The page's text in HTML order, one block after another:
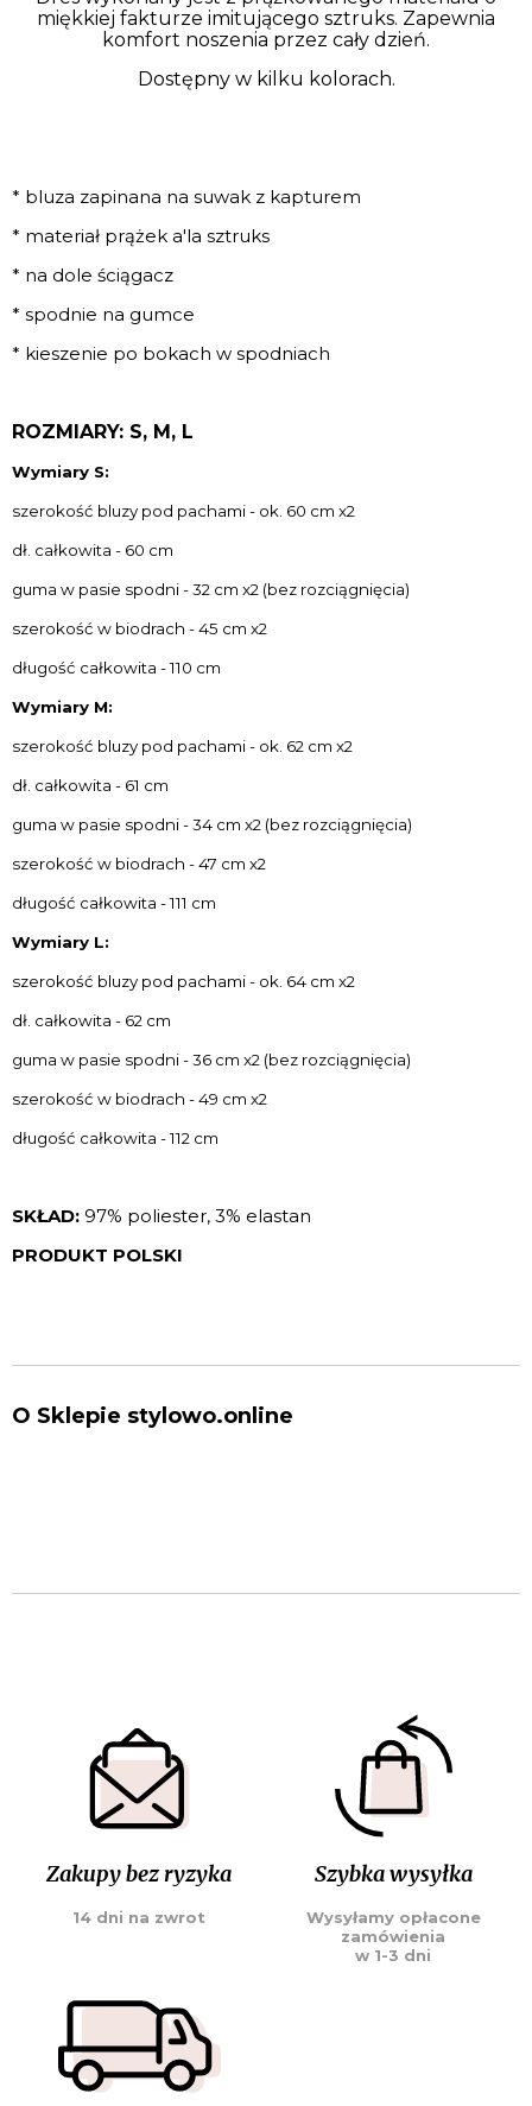
miękkiej fakturze imitującego sztruks. Zapewnia
komfort noszenia przez cały dzień.
Dostępny w kilku kolorach.
* bluza zapinana na suwak z kapturem
* materiał prążek a'la sztruks
* na dole ściągacz
* spodnie na gumce
* kieszenie po bokach w spodniach
ROZMIARY: S, M, L
Wymiary S:
szerokość bluzy pod pachami - ok. 60 cm x2
dł. całkowita - 60 cm
guma w pasie spodni - 32 cm x2 (bez rozciągnięcia)
szerokość w biodrach - 45 cm x2
długość całkowita - 110 cm
Wymiary M:
szerokość bluzy pod pachami - ok. 62 cm x2
dł. całkowita - 61 cm
guma w pasie spodni - 34 cm x2 (bez rozciągnięcia)
szerokość w biodrach - 47 cm x2
długość całkowita - 111 cm
Wymiary L:
szerokość bluzy pod pachami - ok. 64 cm x2
dł. całkowita - 62 cm
guma w pasie spodni - 36 cm x2 (bez rozciągnięcia)
szerokość w biodrach - 49 cm x2
długość całkowita - 112 cm
SKŁAD: 97% poliester, 3% elastan
PRODUKT POLSKI
O Sklepie stylowo.online
Zakupy bez ryzyka
14 dni na zwrot
Szybka wysyłka
Wysyłamy opłacone
zamówienia
w 1-3 dni